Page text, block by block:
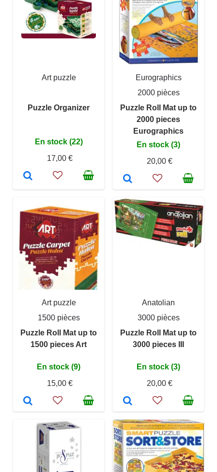
Art puzzle
Puzzle Organizer
En stock (22)
17,00 €
Eurographics
2000 pièces
Puzzle Roll Mat up to
2000 pieces
Eurographics
En stock (3)
20,00 €
Art puzzle
1500 pièces
Puzzle Roll Mat up to
1500 pieces Art
En stock (9)
15,00 €
Anatolian
3000 pièces
Puzzle Roll Mat up to
3000 pieces III
En stock (3)
20,00 €